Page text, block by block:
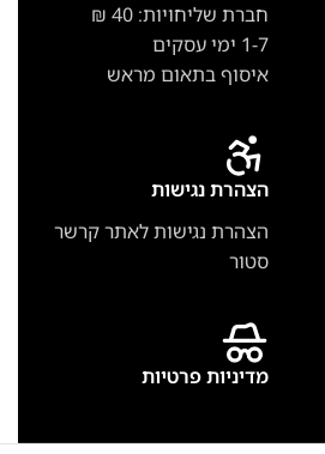
חברת שליחויות: 40 ₪
1-7 ימי עסקים
איסוף בתאום מראש
הצהרת נגישות
הצהרת נגישות לאתר קרשר
סטור
מדיניות פרטיות